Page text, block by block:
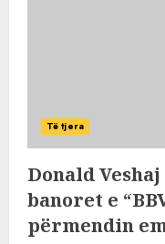
Të tjera
Donald
banoret e
përmendin